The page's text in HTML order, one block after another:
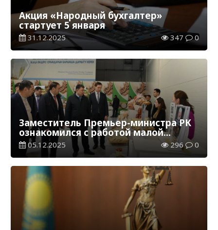
Акция «Народный бухгалтер»
стартует 5 января
31.12.2025 347 0
Заместитель Премьер-министра РК
ознакомился с работой малой
промышленной зоны «Тұмар»
05.12.2025 296 0